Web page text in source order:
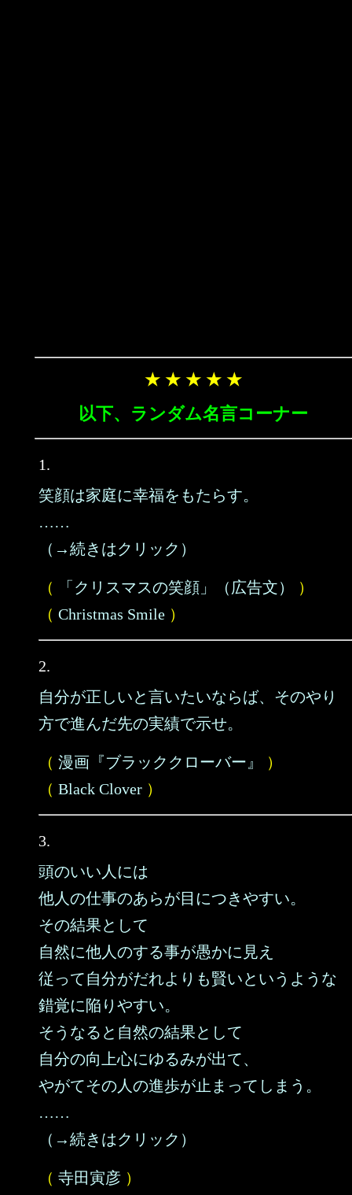
★ ★ ★ ★ ★
以下、ランダム名言コーナー
1.
笑顔は家庭に幸福をもたらす。
……
（→続きはクリック）
（ 「クリスマスの笑顔」（広告文）
）
（ Christmas Smile ）
2.
自分が正しいと言いたいならば、そのやり
方で進んだ先の実績で示せ。
（ 漫画『ブラッククローバー』
）
（ Black Clover ）
3.
頭のいい人には
他人の仕事のあらが目につきやすい。
その結果として
自然に他人のする事が愚かに見え
従って自分がだれよりも賢いというような
錯覚に陥りやすい。
そうなると自然の結果として
自分の向上心にゆるみが出て、
やがてその人の進歩が止まってしまう。
……
（→続きはクリック）
（ 寺田寅彦 ）